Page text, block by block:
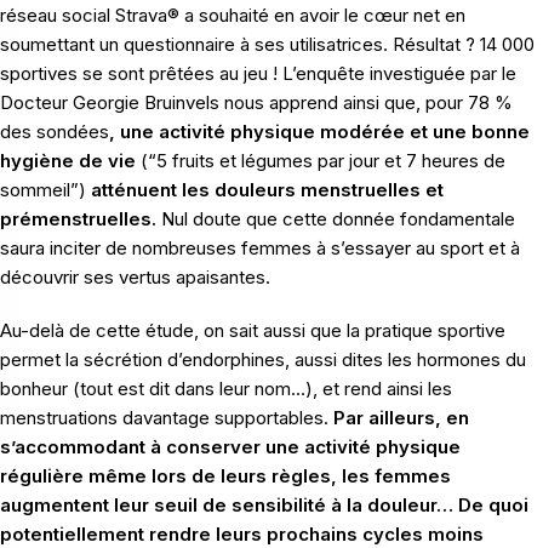
réseau social Strava® a souhaité en avoir le cœur net en
soumettant un questionnaire à ses utilisatrices. Résultat ? 14 000
sportives se sont prêtées au jeu ! L’enquête investiguée par le
Docteur Georgie Bruinvels nous apprend ainsi que, pour 78 %
des sondées, une activité physique modérée et une bonne
hygiène de vie (“5 fruits et légumes par jour et 7 heures de
sommeil”) atténuent les douleurs menstruelles et
prémenstruelles. Nul doute que cette donnée fondamentale
saura inciter de nombreuses femmes à s’essayer au sport et à
découvrir ses vertus apaisantes.
Au-delà de cette étude, on sait aussi que la pratique sportive
permet la sécrétion d’endorphines, aussi dites les hormones du
bonheur (tout est dit dans leur nom…), et rend ainsi les
menstruations davantage supportables. Par ailleurs, en
s’accommodant à conserver une activité physique
régulière même lors de leurs règles, les femmes
augmentent leur seuil de sensibilité à la douleur… De quoi
potentiellement rendre leurs prochains cycles moins